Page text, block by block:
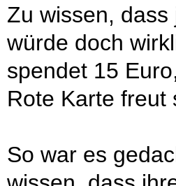
Zu wissen,
würde doch
spendet 15
Rote Karte freut
So war es